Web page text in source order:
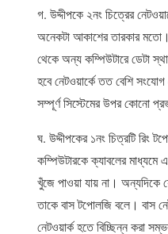
গ. উদ্দীপকে ২নং চিত্রের
অনেকটা আকাশের তারকার মতো।
থেকে অন্য কম্পিউটারে ডেটা
হবে নেটওয়ার্কে তত বেশি
সম্পূর্ণ সিস্টেমের উপর কোনো
ঘ. উদ্দীপকের ১নং চিত্রটি রিং
কম্পিউটারকে ক্যাবলের
খুঁজে পাওয়া যায় না। অন্যদিকে
তাকে বাস টপোলজি বলে। বাস
নেটওয়ার্ক হতে বিচ্ছিন্ন করা